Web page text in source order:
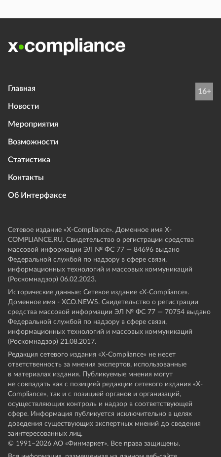
Главная
Новости
Мероприятия
Возможности
Статистика
Контакты
Об Интерфаксе
16+
Сетевое издание «Х-Compliance». Доменное имя X-
COMPLIANCE.RU. Свидетельство о регистрации средства
массовой информации ЭЛ № ФС 77 — 84696 выдано
Федеральной службой по надзору в сфере связи,
информационных технологий и массовых коммуникаций
(Роскомнадзор) 06.02.2023.
Исторические данные: Сетевое издание «Х-Compliance».
Доменное имя - XCO.NEWS. Свидетельство о регистрации
средства массовой информации ЭЛ № ФС 77 — 70754 выдано
Федеральной службой по надзору в сфере связи,
информационных технологий и массовых коммуникаций
(Роскомнадзор) 21.08.2017.
Редакция сетевого издания «X-Compliance» не несет
ответственность за мнения экспертов, использованные
в материалах издания. Публикуемые мнения могут
не совпадать как с позицией редакции сетевого издания «X-
Compliance», так и с позицией органов и организаций,
осуществляющих контроль и надзор в соответствующей
сфере. Информация публикуется исключительно в целях
доведения существующих экспертных мнений до сведения
заинтересованных лиц.
© 1991–2026 АО «Финмаркет». Все права защищены.